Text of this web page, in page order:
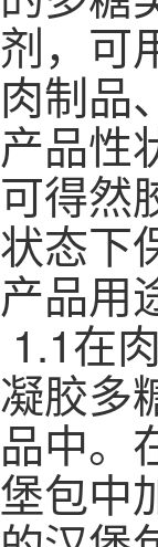
剂，可
肉制品
产品性
可得然
状态下
产品用
1.1在
凝胶多
品中。
堡包中